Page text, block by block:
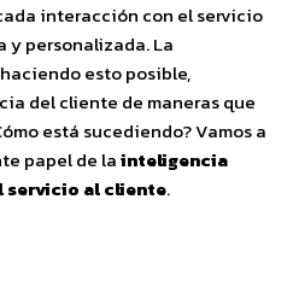
interacción con el servicio
y personalizada. La
esto posible,
del cliente de maneras que
está sucediendo? Vamos a
papel de lainteligencia
al cliente.